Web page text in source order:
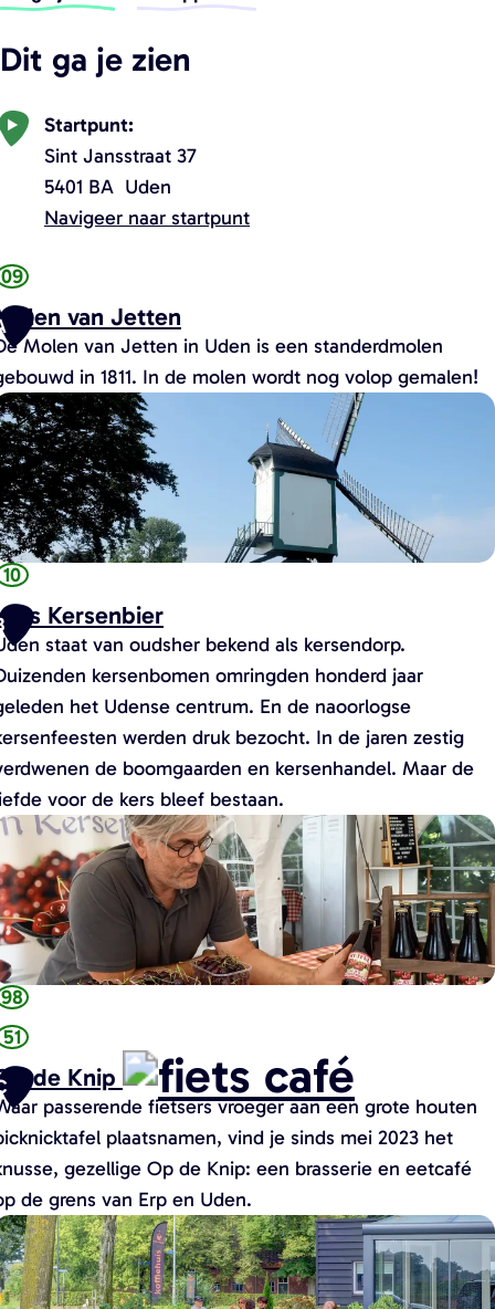
g
w
j
z
e
r
B
r
o
u
w
r
o
u
t
e
a
a
h
o
r
s
t
p
n
n
i
e
u
w
v
e
n
s
t
e
)
b
e
r
k
k e
k
Dit ga je zien
Startpunt:
Sint Jansstraat 37
5401 BA Uden
Navigeer naar startpunt
09
van Jetten
Molen van Jetten in Uden is een standerdmolen
in 1811. In de molen wordt nog volop gemalen!
10
Kersenbier
staat van oudsher bekend als kersendorp.
kersenbomen omringden honderd jaar
het Udense centrum. En de naoorlogse
werden druk bezocht. In de jaren zestig
de boomgaarden en kersenhandel. Maar de
voor de kers bleef bestaan.
98
51
de Knip
passerende fietsers vroeger aan een grote houten
plaatsnamen, vind je sinds mei 2023 het
gezellige Op de Knip: een brasserie en eetcafé
de grens van Erp en Uden.